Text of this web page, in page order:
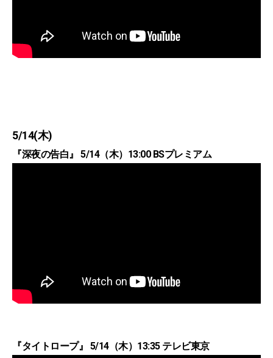
5/14(木)
『深夜の告白』 5/14（木）13:00 BSプレミアム
『タイトロープ』 5/14（木）13:35 テレビ東京